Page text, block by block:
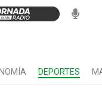
DEPORTES